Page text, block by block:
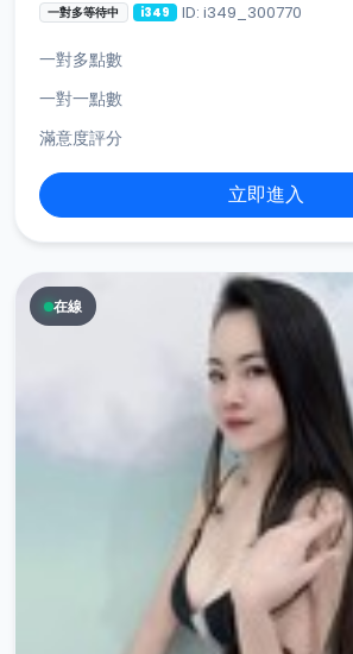
一對多等待中 i349 ID: i349_300770
一對多點數
一對一點數
滿意度評分
立即進入
在線